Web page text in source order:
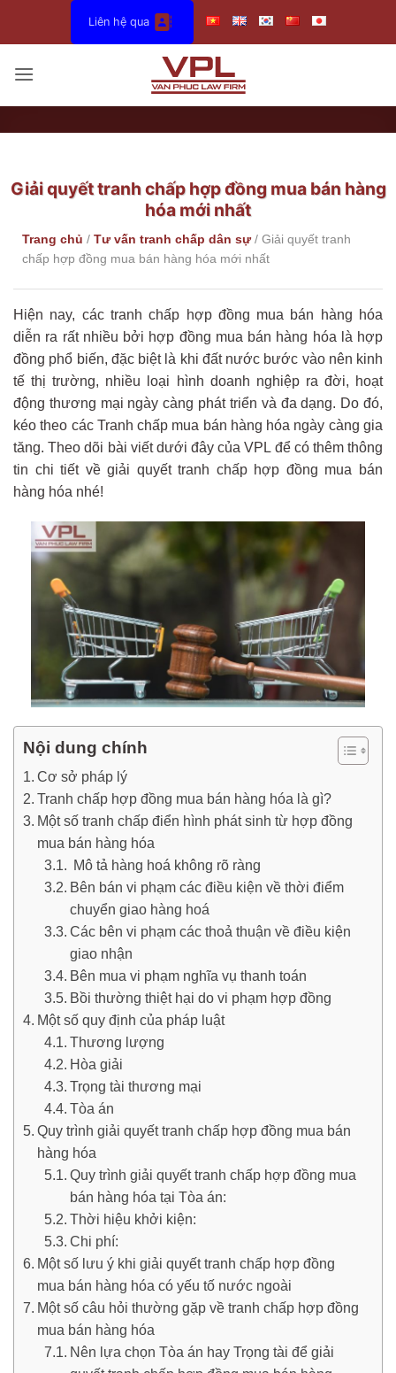
dung
Liên hệ qua
Giải quyết tranh chấp hợp đồng mua bán hàng
hóa mới nhất
Trang chủ / Tư vấn tranh chấp dân sự/ Giải quyết tranh
chấp hợp đồng mua bán hàng hóa mới nhất
Hiện nay, các tranh chấp hợp đồng mua bán hàng hóa
diễn ra rất nhiều bởi hợp đồng mua bán hàng hóa là hợp
đồng phổ biến, đặc biệt là khi đất nước bước vào nên kinh
tế thị trường, nhiều loại hình doanh nghiệp ra đời, hoạt
động thương mại ngày càng phát triển và đa dạng. Do đó,
kéo theo các Tranh chấp mua bán hàng hóa ngày càng gia
tăng. Theo dõi bài viết dưới đây của VPL để có thêm thông
tin chi tiết về giải quyết tranh chấp hợp đồng mua bán
hàng hóa nhé!
Nội dung chính
Cơ sở pháp lý
Tranh chấp hợp đồng mua bán hàng hóa là gì?
Một số tranh chấp điển hình phát sinh từ hợp đồng
mua bán hàng hóa
Mô tả hàng hoá không rõ ràng
Bên bán vi phạm các điều kiện về thời điểm
chuyển giao hàng hoá
Các bên vi phạm các thoả thuận về điều kiện
giao nhận
Bên mua vi phạm nghĩa vụ thanh toán
Bồi thường thiệt hại do vi phạm hợp đồng
Một số quy định của pháp luật
Thương lượng
Hòa giải
Trọng tài thương mại
Tòa án
Quy trình giải quyết tranh chấp hợp đồng mua bán
hàng hóa
Quy trình giải quyết tranh chấp hợp đồng mua
bán hàng hóa tại Tòa án:
Thời hiệu khởi kiện:
Chi phí:
Một số lưu ý khi giải quyết tranh chấp hợp đồng
mua bán hàng hóa có yếu tố nước ngoài
Một số câu hỏi thường gặp về tranh chấp hợp đồng
mua bán hàng hóa
Nên lựa chọn Tòa án hay Trọng tài để giải